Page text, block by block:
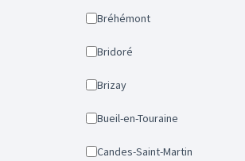
Bréhémont
Bridoré
Brizay
Bueil-en-Touraine
Candes-Saint-Martin